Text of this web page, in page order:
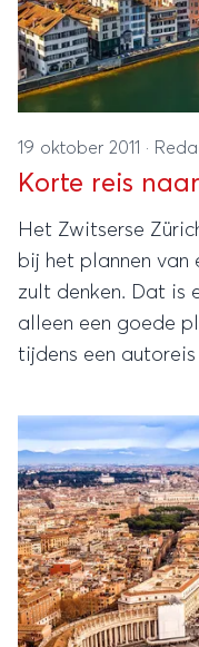
19 oktober 2011 ·
Korte reis
Het Zwitserse
bij het plannen van
zult denken. Dat is
alleen een goede
tijdens een